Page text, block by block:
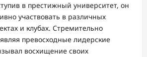
в престижный университет, он
участвовать в различных
и клубах. Стремительно
превосходные лидерские
восхищение своих